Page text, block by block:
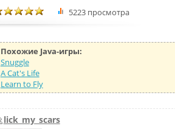
5223 просмотра
Похожие Java-игры:
Snuggle
A Cat's Life
Learn to Fly
lick_my_scars